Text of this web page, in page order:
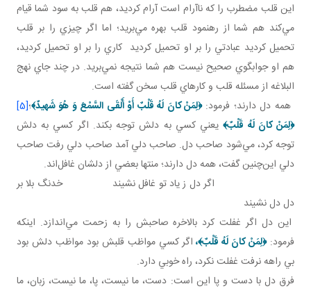
اين قلب مضطرب را که ناآرام است آرام کرديد، هم قلب به سود شما قيام
مي‌کند هم شما از رهنمود قلب بهره مي‌بريد؛ اما اگر چيزي را بر قلب
تحميل کرديد عبادتي را بر او تحميل کرديد کاري را بر او تحميل کرديد،
هم او جوابگوي صحيح نيست هم شما نتيجه نمي‌بريد. در چند جاي نهج
البلاغه از مسئله قلب و کارهاي قلب سخن گفته است.
همه دل دارند؛ فرمود:﴿لِمَنْ كانَ لَهُ قَلْبٌ أَوْ أَلْقَی السَّمْعَ وَ هُوَ شَهيدٌ﴾؛[5]
﴿لِمَنْ كانَ لَهُ قَلْبٌ﴾يعني کسي به دلش توجه بکند. اگر کسي به دلش
توجه کرد، مي‌شود صاحب دل. صاحب دلي آمد صاحب دلي رفت صاحب
دلي اين‌چنين گفت، همه دل دارند؛ منتها بعضي از دلشان غافل‌اند.
اگر دل ز ياد تو غافل نشيند خدنگ بلا بر
دل دل نشيند
اين دل اگر غفلت کرد بالاخره صاحبش را به زحمت مي‌اندازد. اينکه
فرمود:﴿لِمَنْ كانَ لَهُ قَلْبٌ﴾، اگر کسي مواظب قلبش بود مواظب دلش بود
بي راهه نرفت غفلت نکرد، راه خوبي دارد.
فرق دل با دست و پا اين است: دست، ما نيست، پا، ما نيست، زبان، ما